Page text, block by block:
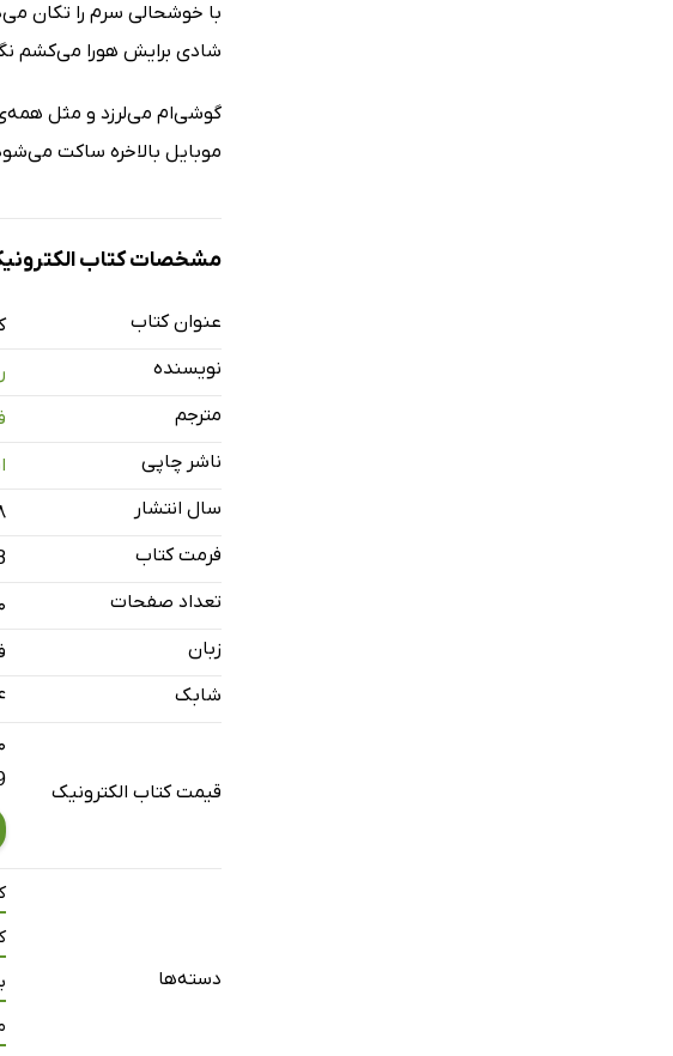
با خوشحالی سرم را تکان
شادی برایش هورا می‌کشم
گوشی‌ام می‌لرزد و مثل
موبایل بالاخره ساکت
مشخصات کتاب
عنوان کتاب
نویسنده
مترجم
ناشر چاپی
سال انتشار
فرمت کتاب
تعداد صفحات
زبان
شابک
قیمت کتاب الکترونیک
دسته‌ها